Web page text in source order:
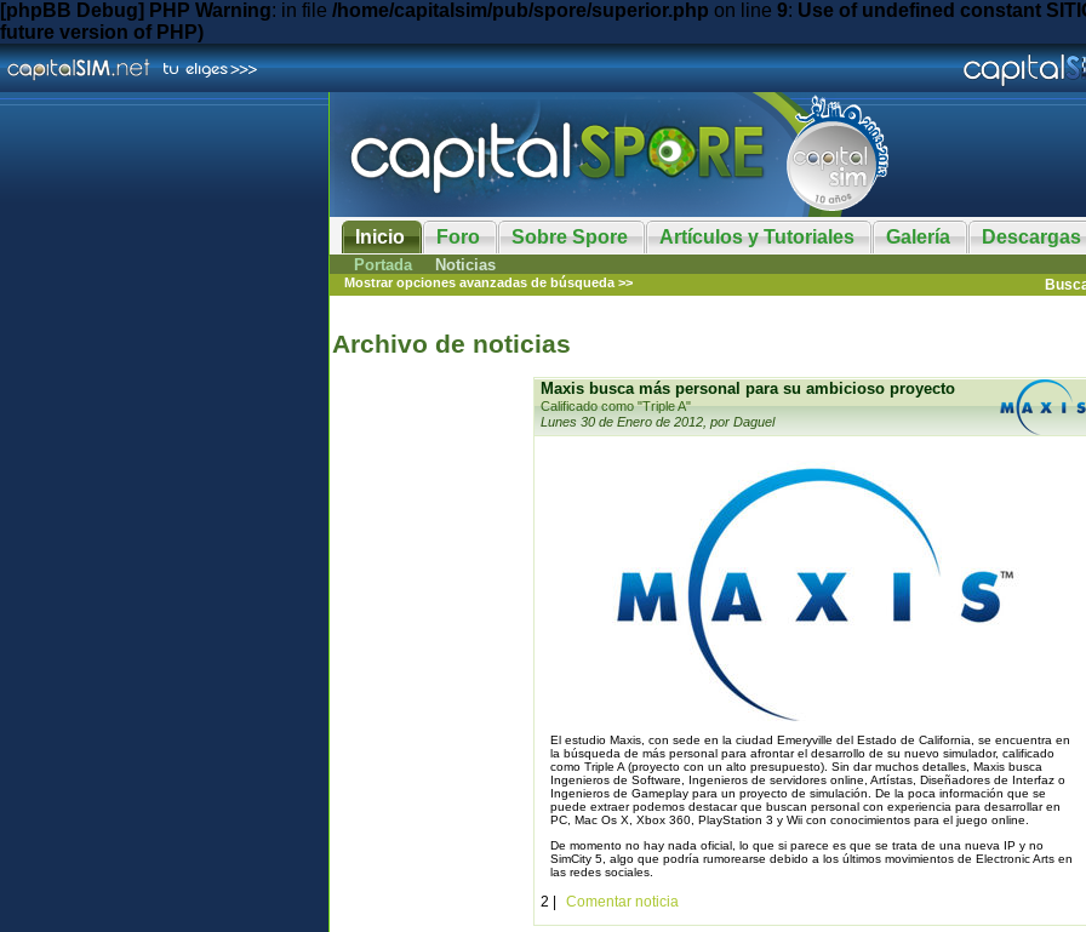
[phpBB Debug] PHP Warning: in file /home/capitalsim/pub/spore/superior.php on line 9: Use of undefined constant
future version of PHP)
Inicio Foro Sobre Spore Artículos y Tutoriales Galería Descargas
Portada Noticias
Mostrar opciones avanzadas de búsqueda >>
Archivo de noticias
Maxis busca más personal para su ambicioso proyecto
Calificado como "Triple A"
Lunes 30 de Enero de 2012, por Daguel
El estudio Maxis, con sede en la ciudad Emeryville del Estado de California, se encuentra en
la búsqueda de más personal para afrontar el desarrollo de su nuevo simulador, calificado
como Triple A (proyecto con un alto presupuesto). Sin dar muchos detalles, Maxis busca
Ingenieros de Software, Ingenieros de servidores online, Artístas, Diseñadores de Interfaz o
Ingenieros de Gameplay para un proyecto de simulación. De la poca información que se
puede extraer podemos destacar que buscan personal con experiencia para desarrollar en
PC, Mac Os X, Xbox 360, PlayStation 3 y Wii con conocimientos para el juego online.
De momento no hay nada oficial, lo que si parece es que se trata de una nueva IP y no
SimCity 5, algo que podría rumorearse debido a los últimos movimientos de Electronic Arts en
las redes sociales.
2 | Comentar noticia